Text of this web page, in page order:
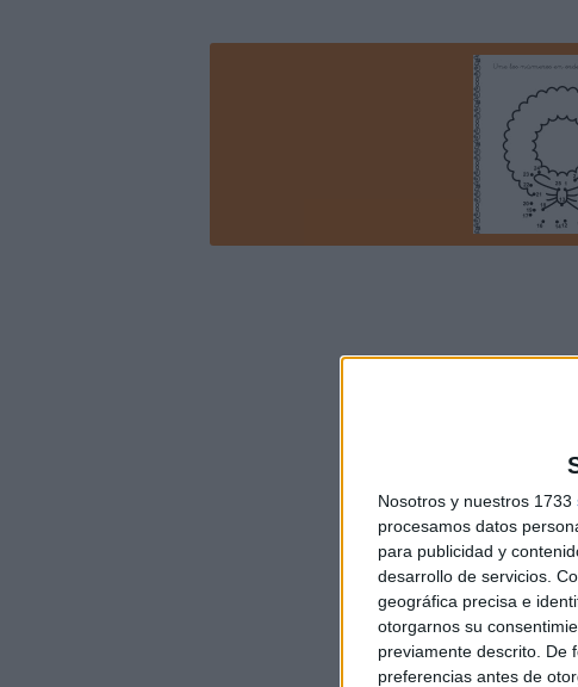
Nosotros y nuestros 1733
procesamos datos
para publicidad y
desarrollo de servicios.
geográfica precisa e
otorgarnos su
previamente descrito. De
preferencias antes de